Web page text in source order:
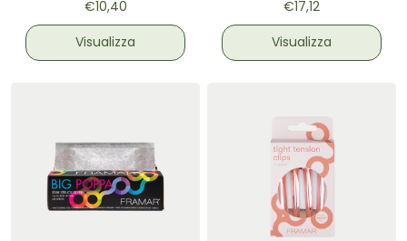
€10,40
Visualizza
€17,12
Visualizza